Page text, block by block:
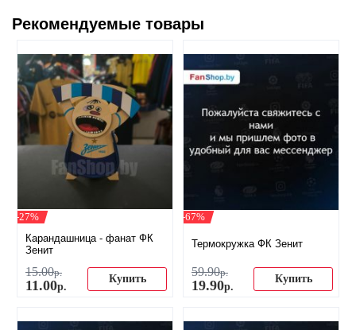
Рекомендуемые товары
-27%
Карандашница - фанат ФК
Зенит
15.00р.
11.00р.
Купить
-67%
Термокружка ФК Зенит
59.90р.
19.90р.
Купить